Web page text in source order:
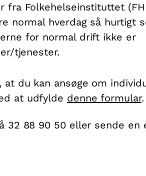
fra Folkehelseinstituttet
normal hverdag så hurtigt
for normal drift ikke er
tjenester.
du kan ansøge om
at udfylde denne formular.
32 88 90 50 eller sende en